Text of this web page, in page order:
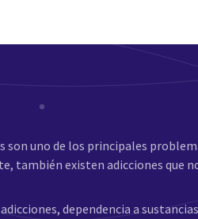
son uno de los principales
también existen adicciones que
dependencia a